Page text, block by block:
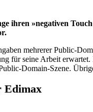
ihren »negativen
mehrerer Public-
für seine Arbeit
Domain-Szene.
Edimax